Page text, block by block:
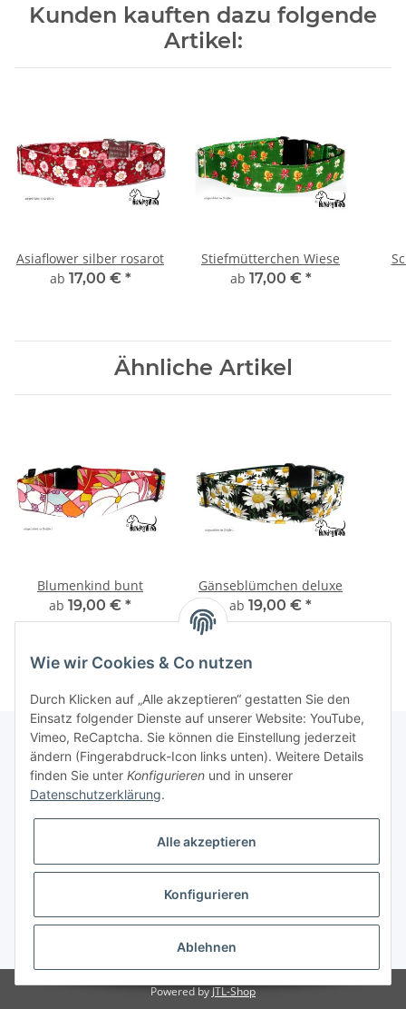
Kunden kauften dazu folgende
Artikel:
Asiaflower silber rosarot
ab 17,00 € *
Stiefmütterchen Wiese
ab 17,00 € *
Ähnliche Artikel
Blumenkind bunt
ab 19,00 € *
Gänseblümchen deluxe
ab 19,00 € *
Informationen
Galerie
* Keine Ausweisung der Mehrwertsteuer gemäß Klein-Unternehmer-Regelung.,
Powered byJTL-Shop
Wie wir Cookies & Co nutzen
Durch Klicken auf „Alle akzeptieren“ gestatten Sie den
Einsatz folgender Dienste auf unserer Website: YouTube,
Vimeo, ReCaptcha. Sie können die Einstellung jederzeit
ändern (Fingerabdruck-Icon links unten). Weitere Details
finden Sie unter Konfigurieren und in unserer
Datenschutzerklärung.
Alle akzeptieren
Konfigurieren
Ablehnen